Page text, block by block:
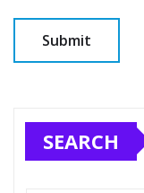
SEARCH